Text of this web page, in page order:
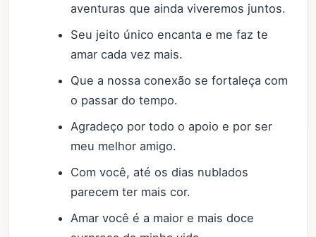
aventuras que ainda viveremos juntos.
Seu jeito único encanta e me faz te
amar cada vez mais.
Que a nossa conexão se fortaleça com
o passar do tempo.
Agradeço por todo o apoio e por ser
meu melhor amigo.
Com você, até os dias nublados
parecem ter mais cor.
Amar você é a maior e mais doce